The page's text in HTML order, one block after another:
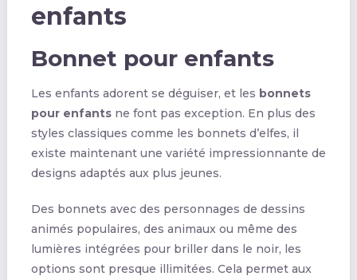
enfants
Bonnet pour enfants
Les enfants adorent se déguiser, et les bonnets
pour enfantsne font pas exception. En plus des
styles classiques comme les bonnets d’elfes, il
existe maintenant une variété impressionnante de
designs adaptés aux plus jeunes.
Des bonnets avec des personnages de dessins
animés populaires, des animaux ou même des
lumières intégrées pour briller dans le noir, les
options sont presque illimitées. Cela permet aux